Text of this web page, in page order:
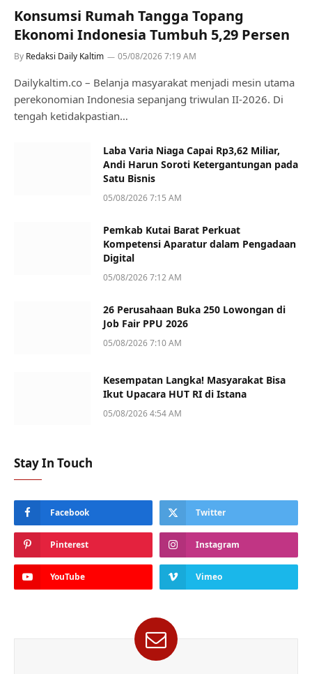
Konsumsi Rumah Tangga Topang
Ekonomi Indonesia Tumbuh 5,29 Persen
By Redaksi Daily Kaltim 05/08/2026 7:19 AM
Dailykaltim.co – Belanja masyarakat menjadi mesin utama
perekonomian Indonesia sepanjang triwulan II-2026. Di
tengah ketidakpastian…
Laba Varia Niaga Capai Rp3,62 Miliar,
Andi Harun Soroti Ketergantungan pada
Satu Bisnis
05/08/2026 7:15 AM
Pemkab Kutai Barat Perkuat
Kompetensi Aparatur dalam Pengadaan
Digital
05/08/2026 7:12 AM
26 Perusahaan Buka 250 Lowongan di
Job Fair PPU 2026
05/08/2026 7:10 AM
Kesempatan Langka! Masyarakat Bisa
Ikut Upacara HUT RI di Istana
05/08/2026 4:54 AM
Stay In Touch
Facebook Twitter
Pinterest Instagram
YouTube Vimeo